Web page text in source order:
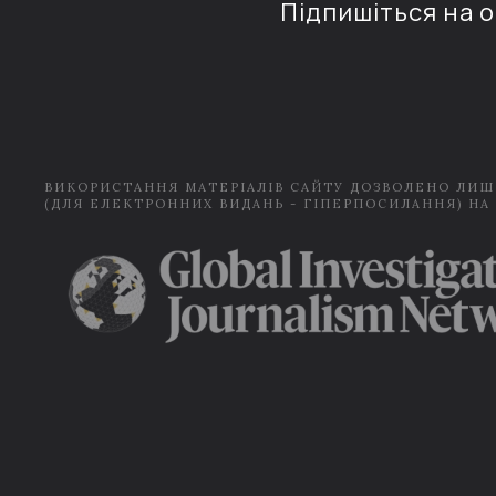
Підпишіться на
ВИКОРИСТАННЯ МАТЕРІАЛІВ САЙТУ ДОЗВОЛЕНО
(ДЛЯ ЕЛЕКТРОННИХ ВИДАНЬ - ГІПЕРПОСИЛАННЯ) НА